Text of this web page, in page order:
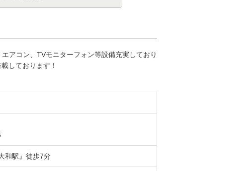
アコン、TVモニターフォン等設備充実しており
しております！
和駅』徒歩7分